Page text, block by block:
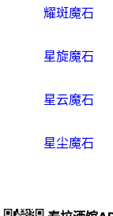
耀斑魔石
星旋魔石
星云魔石
星尘魔石